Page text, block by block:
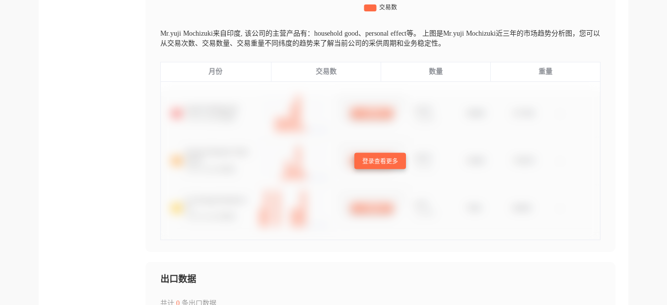
Mr.yuji Mochizuki来自印度, 该公司的主营产品有：household good、personal effect等。
上图是Mr.yuji Mochizuki近三年的市场趋势分析图，您可以
从交易次数、交易数量、交易重量不同纬度的趋势来了解当前公司的采供周期和业务稳定性。
月份 交易数 数量 重量
登录查看更多
出口数据
共计 0条出口数据